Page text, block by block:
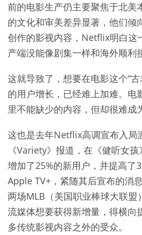
前的电影生产仍主要聚焦于北美
的文化和审美差异显著，他们倾
创作的影视内容，Netflix明白这
产端没能像剧集一样和海外顺利
这就导致了，想要在电影这个“
的用户增长，已经难上加难。电
里不能缺少的内容，但却很难成
这也是去年Netflix高调宣布入局
《Variety》报道，在《健听女
增加了25%的新用户，并提高了
Apple TV+，紧随其后宣布的消
两场MLB（美国职业棒球大联盟
流媒体想要获得新增量，得横向
多传统影视内容之外的受众。